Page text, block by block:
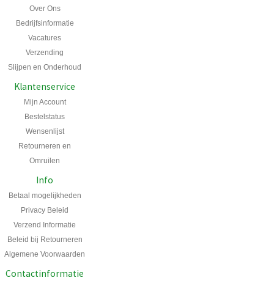
Over Ons
Bedrijfsinformatie
Vacatures
Verzending
Slijpen en Onderhoud
Klantenservice
Mijn Account
Bestelstatus
Wensenlijst
Retourneren en
Omruilen
Info
Betaal mogelijkheden
Privacy Beleid
Verzend Informatie
Beleid bij Retourneren
Algemene Voorwaarden
Contactinformatie